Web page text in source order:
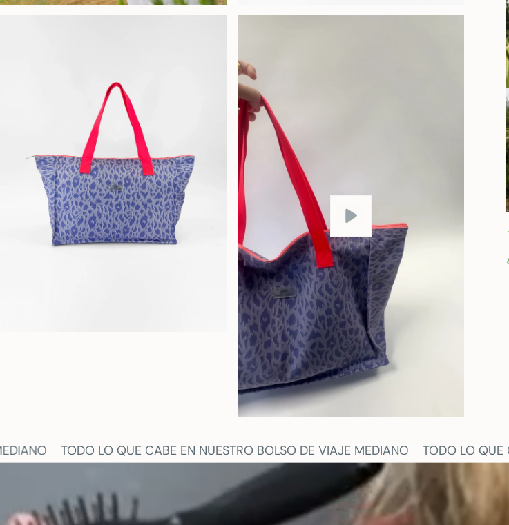
NUESTRO BOLSO DE VIAJE MEDIANO TODO LO QUE CABE EN NUESTRO BOLSO DE